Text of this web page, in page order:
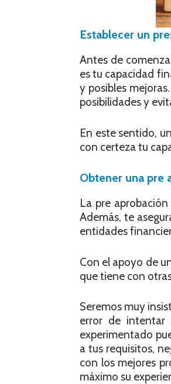
Establecer un
Antes de
es tu capacidad
y posibles
posibilidades y
En este sentido,
con certeza tu
Obtener una pre
La pre
Además, te
entidades
Con el apoyo de
que tiene con
Seremos muy
error de intentar
experimentado
a tus requisitos,
con los mejores
máximo su